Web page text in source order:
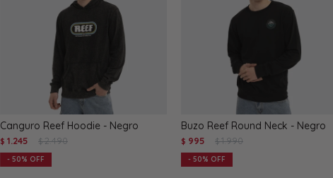
Canguro Reef Hoodie - Negro
$ 1.245 $ 2.490
50
Buzo Reef Round Neck - Negro
$ 995 $ 1.990
50